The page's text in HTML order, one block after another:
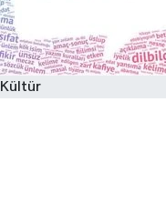
Kültür